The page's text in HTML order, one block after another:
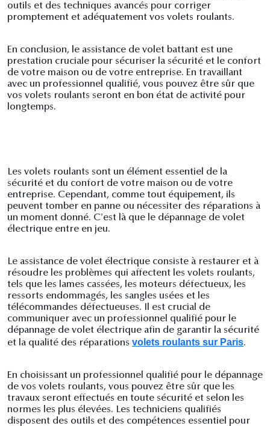
outils et des techniques avancés pour corriger
promptement et adéquatement vos volets roulants.
En conclusion, le assistance de volet battant est une
prestation cruciale pour sécuriser la sécurité et le confort
de votre maison ou de votre entreprise. En travaillant
avec un professionnel qualifié, vous pouvez être sûr que
vos volets roulants seront en bon état de activité pour
longtemps.
Les volets roulants sont un élément essentiel de la
sécurité et du confort de votre maison ou de votre
entreprise. Cependant, comme tout équipement, ils
peuvent tomber en panne ou nécessiter des réparations à
un moment donné. C'est là que le dépannage de volet
électrique entre en jeu.
Le assistance de volet électrique consiste à restaurer et à
résoudre les problèmes qui affectent les volets roulants,
tels que les lames cassées, les moteurs défectueux, les
ressorts endommagés, les sangles usées et les
télécommandes défectueuses. Il est crucial de
communiquer avec un professionnel qualifié pour le
dépannage de volet électrique afin de garantir la sécurité
et la qualité des réparations volets roulants sur Paris.
En choisissant un professionnel qualifié pour le dépannage
de vos volets roulants, vous pouvez être sûr que les
travaux seront effectués en toute sécurité et selon les
normes les plus élevées. Les techniciens qualifiés
disposent des outils et des compétences essentiel pour